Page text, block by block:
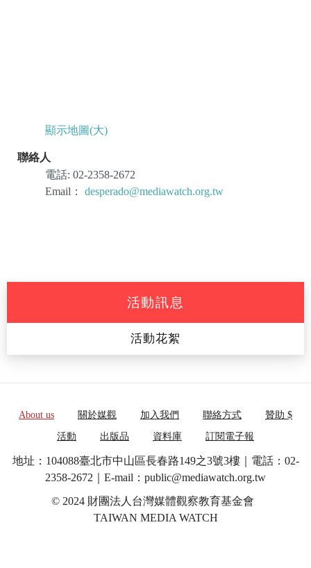
顯示地圖(大)
聯絡人
電話:02-2358-2672
Email：desperado@mediawatch.org.tw
活動訊息
活動花絮
About us 關於媒觀 加入我們 聯絡方式 贊助 $
活動 出版品 資料庫 訂閱電子報
地址：104088臺北市中山區長春路149之3號3樓｜電話：02-
2358-2672｜E-mail：public@mediawatch.org.tw
© 2024 財團法人台灣媒體觀察教育基金會
TAIWAN MEDIA WATCH